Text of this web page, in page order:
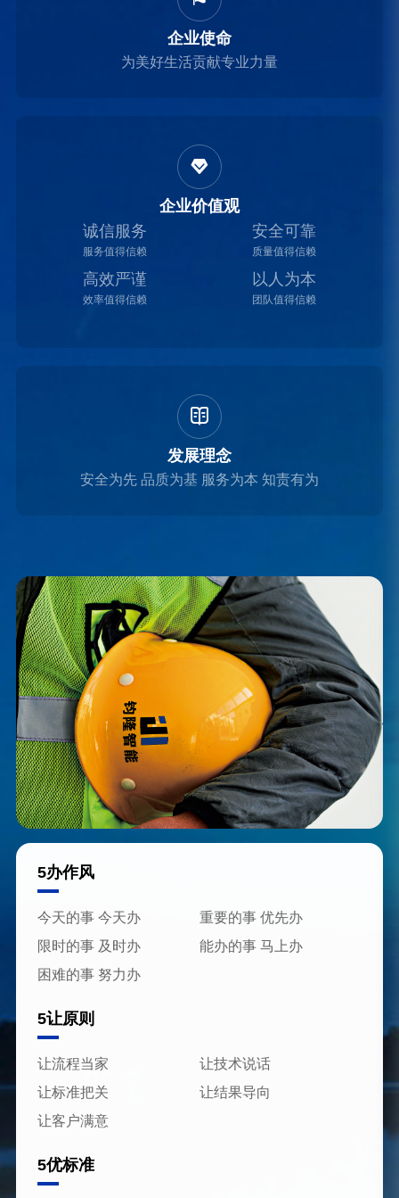
企业使命
为美好生活贡献专业力量

企业价值观
诚信服务
服务值得信赖
安全可靠
质量值得信赖
高效严谨
效率值得信赖
以人为本
团队值得信赖

发展理念
安全为先 品质为基 服务为本 知责有为
5办作风
今天的事 今天办
重要的事 优先办
限时的事 及时办
能办的事 马上办
困难的事 努力办
5让原则
让流程当家
让技术说话
让标准把关
让结果导向
让客户满意
5优标准